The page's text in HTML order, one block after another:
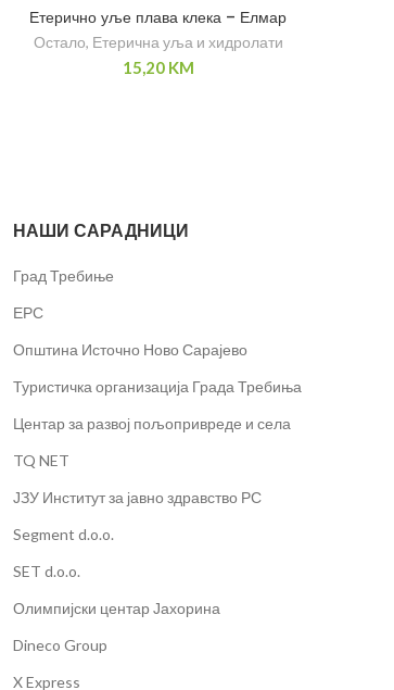
Етерично уље плава клека – Елмар
Остало, Етерична уља и хидролати
15,20 KM
НАШИ САРАДНИЦИ
Град Требиње
ЕРС
Општина Источно Ново Сарајево
Туристичка организација Града Требиња
Центар за развој пољопривреде и села
TQ NET
ЈЗУ Институт за јавно здравство РС
Segment d.o.o.
SET d.o.o.
Олимпијски центар Јахорина
Dineco Group
X Express